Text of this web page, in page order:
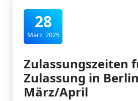
28
März, 2025
Zulassungszeiten
Zulassung in Berlin
März/April